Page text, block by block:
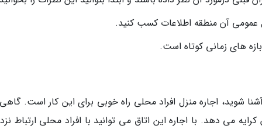
عمومی آن منطقه اطلاعات کسب کنید.
شوید، اجاره منزل افراد محلی راه خوبی برای این کار است.
می دهد. با اجاره این اتاق می توانید با افراد محلی ارتباط